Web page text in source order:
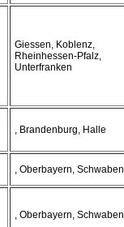
Giessen, Koblenz,
Rheinhessen-Pfalz,
Unterfranken
, Brandenburg, Halle
, Oberbayern, Schwaben
, Oberbayern, Schwaben